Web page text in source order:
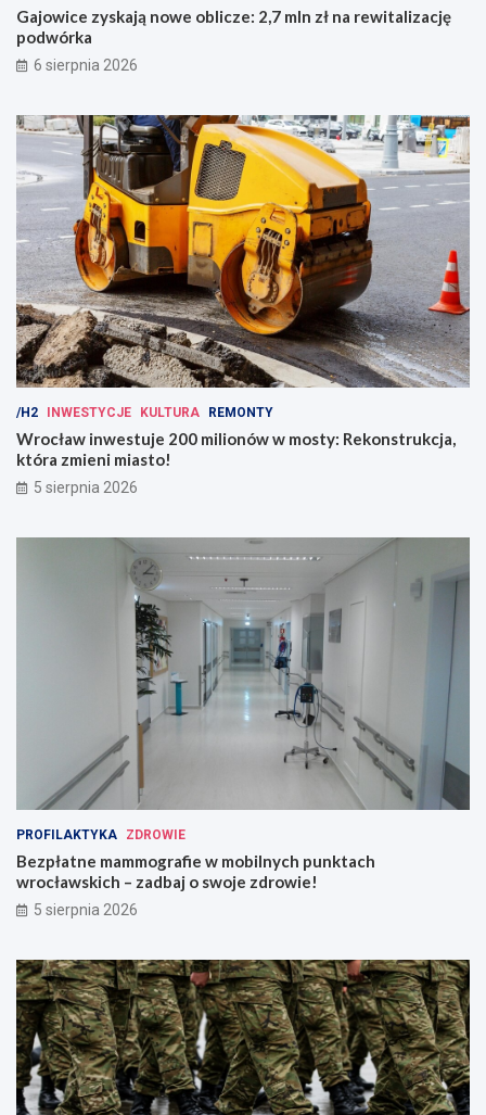
Gajowice zyskają nowe oblicze: 2,7 mln zł na rewitalizację
podwórka
6 sierpnia 2026
/H2 INWESTYCJE KULTURA REMONTY
Wrocław inwestuje 200 milionów w mosty: Rekonstrukcja,
która zmieni miasto!
5 sierpnia 2026
PROFILAKTYKA ZDROWIE
Bezpłatne mammografie w mobilnych punktach
wrocławskich – zadbaj o swoje zdrowie!
5 sierpnia 2026